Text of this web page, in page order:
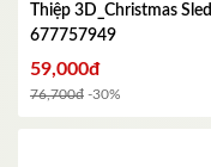
Thiệp 3D_Christmas Sled
677757949
59,000đ
76,700đ -30%